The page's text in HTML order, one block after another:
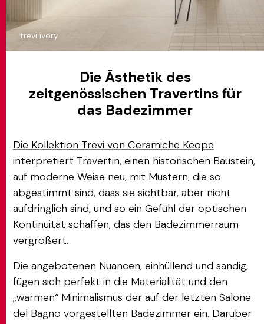
trevi ivory
Die Ästhetik des
zeitgenössischen Travertins für
das Badezimmer
Die Kollektion Trevi von Ceramiche Keope
interpretiert Travertin, einen historischen Baustein,
auf moderne Weise neu, mit Mustern, die so
abgestimmt sind, dass sie sichtbar, aber nicht
aufdringlich sind, und so ein Gefühl der optischen
Kontinuität schaffen, das den Badezimmerraum
vergrößert.
Die angebotenen Nuancen, einhüllend und sandig,
fügen sich perfekt in die Materialität und den
„warmen“ Minimalismus der auf der letzten Salone
del Bagno vorgestellten Badezimmer ein. Darüber